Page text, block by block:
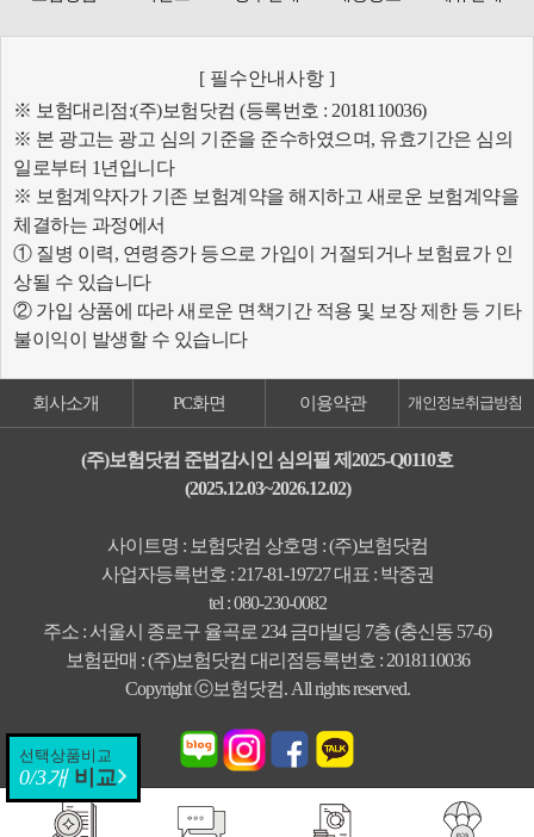
선택상품비교
0/3개비교
[ 필수안내사항 ]
※ 보험대리점:(주)보험닷컴 (등록번호 : 2018110036)
※ 본 광고는 광고 심의 기준을 준수하였으며, 유효기간은 심의
일로부터 1년입니다
※ 보험계약자가 기존 보험계약을 해지하고 새로운 보험계약을
체결하는 과정에서
① 질병 이력, 연령증가 등으로 가입이 거절되거나 보험료가 인
상될 수 있습니다
② 가입 상품에 따라 새로운 면책기간 적용 및 보장 제한 등 기타
불이익이 발생할 수 있습니다
회사소개 PC화면 이용약관 개인정보취급방침
(주)보험닷컴 준법감시인 심의필 제2025-Q0110호
(2025.12.03~2026.12.02)
사이트명 : 보험닷컴 상호명 : (주)보험닷컴
사업자등록번호 : 217-81-19727 대표 : 박중권
tel : 080-230-0082
주소 : 서울시 종로구 율곡로 234 금마빌딩 7층 (충신동 57-6)
보험판매 : (주)보험닷컴 대리점등록번호 : 2018110036
Copyright ⓒ보험닷컴. All rights reserved.